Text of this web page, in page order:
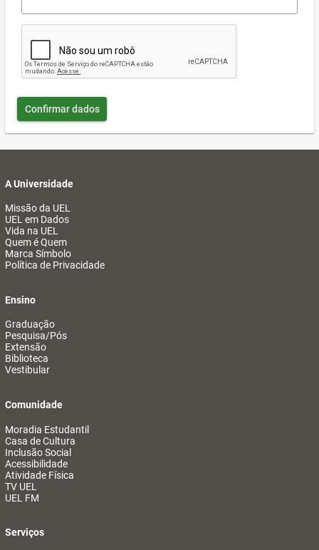
Confirmar dados
A Universidade
Missão da UEL
UEL em Dados
Vida na UEL
Quem é Quem
Marca Símbolo
Política de Privacidade
Ensino
Graduação
Pesquisa/Pós
Extensão
Biblioteca
Vestibular
Comunidade
Moradia Estudantil
Casa de Cultura
Inclusão Social
Acessibilidade
Atividade Física
TV UEL
UEL FM
Serviços